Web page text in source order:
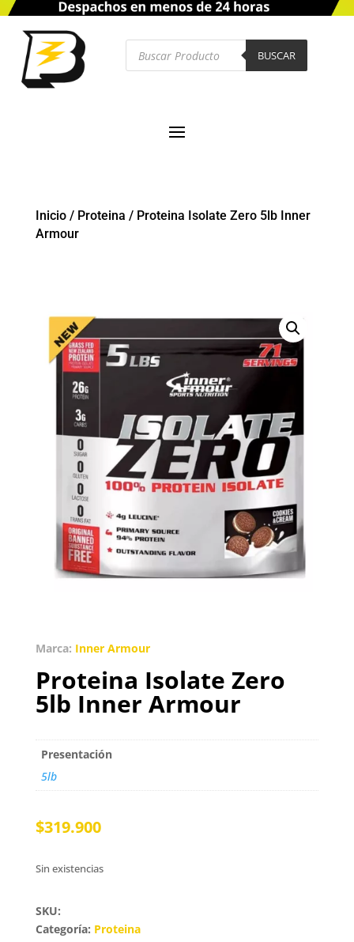
Búsqueda
productos
BUSCAR
Inicio/ Proteina / Proteina Isolate Zero 5lb Inner
Armour
Marca: Inner Armour
Proteina Isolate Zero
5lb Inner Armour
Presentación
5lb
$319.900
Sin existencias
SKU:
Categoría: Proteina